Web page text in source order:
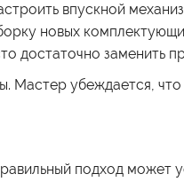
впускной
новых
достаточно заменить
убеждается,
подход может